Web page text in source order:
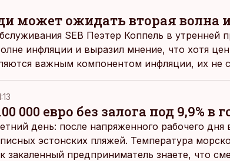
может ожидать вторая волна
SEB Пеэтер Коппель в утренней
инфляции и выразил мнение, что хотя
важным компонентом инфляции, их не
000 евро без залога под 9,9% в
день: после напряженного рабочего дня
эстонских пляжей. Температура
закаленный предприниматель знаете, что